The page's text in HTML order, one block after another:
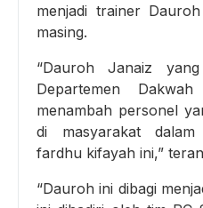
menjadi trainer
masing.
“Dauroh Janaiz
Departemen
menambah personel
di masyarakat dalam
fardhu kifayah ini,”
“Dauroh ini dibagi